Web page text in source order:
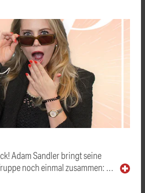
Adam Sandler bringt seine
noch einmal zusammen: …